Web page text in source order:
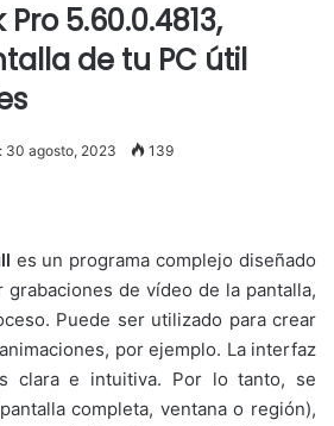
5.60.0.4813,
de tu PC útil
30 agosto, 2023 139
es un programa complejo diseñado
grabaciones de vídeo de la pantalla,
Puede ser utilizado para crear
por ejemplo. La interfaz
clara e intuitiva. Por lo tanto, se
completa, ventana o región),